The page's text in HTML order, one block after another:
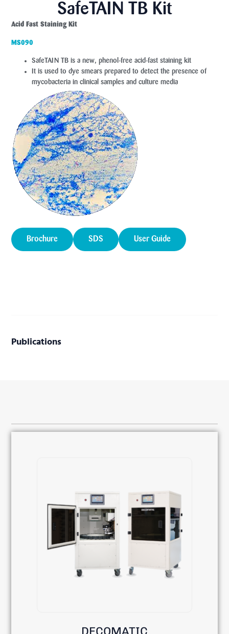
SafeTAIN TB Kit
Acid Fast Staining Kit
MS090
SafeTAIN TB is a new, phenol-free acid-fast staining kit
It is used to dye smears prepared to detect the presence of
mycobacteria in clinical samples and culture media
Brochure SDS User Guide
Publications
DECOMATIC